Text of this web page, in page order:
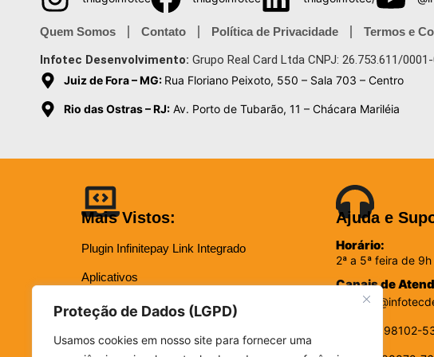
Proteção de Dados (LGPD)
Usamos cookies em nosso site para fornecer uma
Quem Somos Contato Política de Privacidade Termos e
Infotec Desenvolvimento: Grupo Real Card Ltda CNPJ: 26.753.611/
Juiz de Fora – MG: Rua Floriano Peixoto, 550 – Sala 703 – Centro
Rio das Ostras – RJ: Av. Porto de Tubarão, 11 – Chácara Mariléia
Mais Vistos:
Plugin Infinitepay Link Integrado
Aplicativos
Instagram – Seguidores Brasileiros + Mistos
Loja Virtual R$149,90/mês
Ajuda e
Horário:
2ª a 5ª feira de
Canais de
(22) 98102-